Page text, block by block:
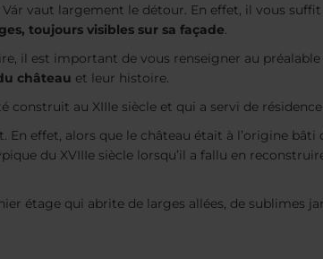
vaut largement le détour. En effet, il vous
toujours visibles sur sa façade.
il est important de vous renseigner au
château et leur histoire.
au XIIIe siècle et qui a servi de
effet, alors que le château était à l’origine
du XVIIIe siècle lorsqu’il a fallu en
étage qui abrite de larges allées, de sublimes